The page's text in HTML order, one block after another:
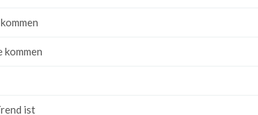
ist